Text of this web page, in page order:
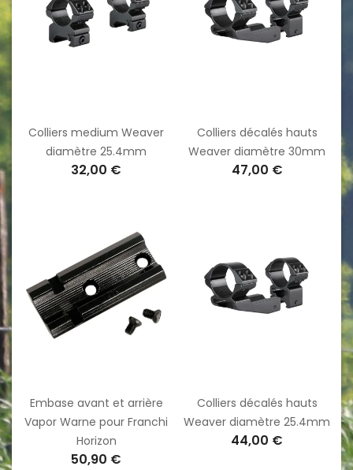
Colliers medium Weaver
diamètre 25.4mm
32,00 €
Colliers décalés hauts
Weaver diamètre 30mm
47,00 €
Embase avant et arrière
Vapor Warne pour Franchi
Horizon
50,90 €
Colliers décalés hauts
Weaver diamètre 25.4mm
44,00 €